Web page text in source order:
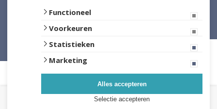
Kies de hoeveelheid
Functioneel
Voorkeuren
Statistieken
Marketing
Selectie accepteren
Alles accepteren